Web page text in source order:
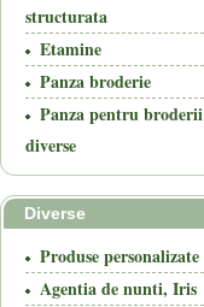
structurata
Etamine
Panza broderie
Panza pentru broderii
diverse
Diverse
Produse personalizate
Agentia de nunti, Iris